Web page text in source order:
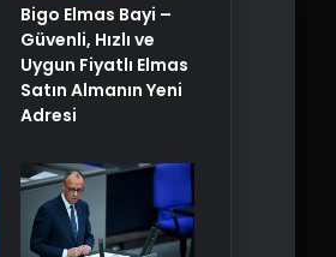
Bigo Elmas Bayi –
Güvenli, Hızlı ve
Uygun Fiyatlı Elmas
Satın Almanın Yeni
Adresi